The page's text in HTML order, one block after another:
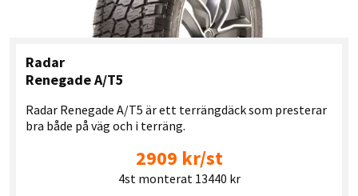
Radar
Renegade A/T5
Radar Renegade A/T5 är ett terrängdäck som presterar
bra både på väg och i terräng.
2909 kr/st
4st monterat 13440 kr